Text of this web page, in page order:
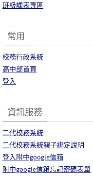
班級課表專區
常用
校務行政系統
高中部首頁
登入
資訊服務
二代校務系統
二代校務系統親子綁定說明
登入附中google信箱
附中google信箱忘記密碼表單